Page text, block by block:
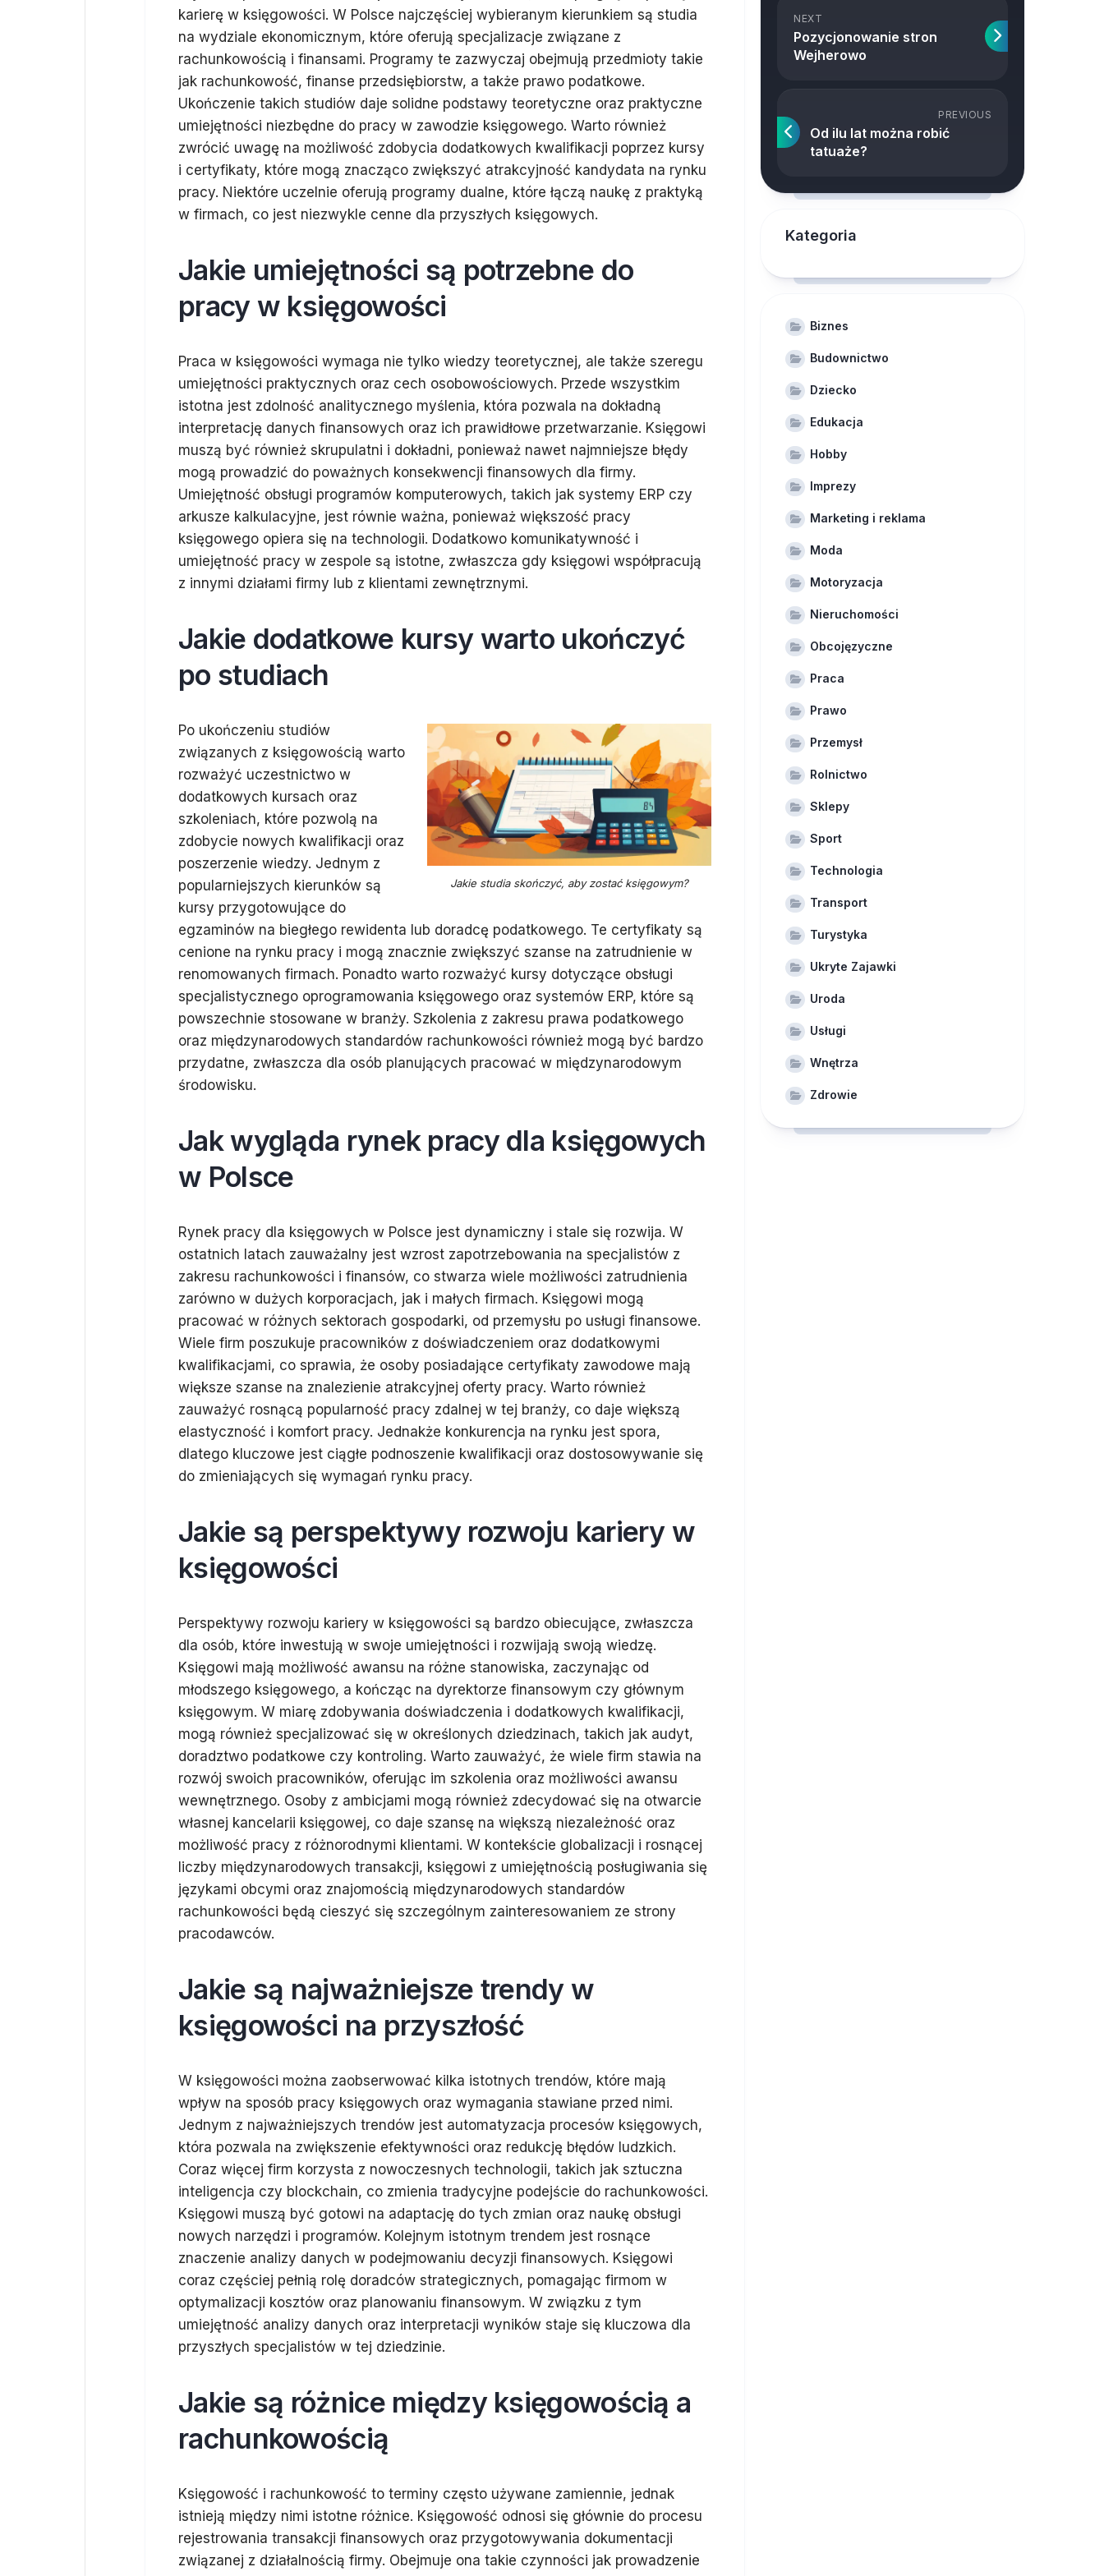
karierę w księgowości. W Polsce najczęściej wybieranym kierunkiem są studia
na wydziale ekonomicznym, które oferują specjalizacje związane z
rachunkowością i finansami. Programy te zazwyczaj obejmują przedmioty takie
jak rachunkowość, finanse przedsiębiorstw, a także prawo podatkowe.
Ukończenie takich studiów daje solidne podstawy teoretyczne oraz praktyczne
umiejętności niezbędne do pracy w zawodzie księgowego. Warto również
zwrócić uwagę na możliwość zdobycia dodatkowych kwalifikacji poprzez kursy
i certyfikaty, które mogą znacząco zwiększyć atrakcyjność kandydata na rynku
pracy. Niektóre uczelnie oferują programy dualne, które łączą naukę z praktyką
w firmach, co jest niezwykle cenne dla przyszłych księgowych.
Jakie umiejętności są potrzebne do
pracy w księgowości
Praca w księgowości wymaga nie tylko wiedzy teoretycznej, ale także szeregu
umiejętności praktycznych oraz cech osobowościowych. Przede wszystkim
istotna jest zdolność analitycznego myślenia, która pozwala na dokładną
interpretację danych finansowych oraz ich prawidłowe przetwarzanie. Księgowi
muszą być również skrupulatni i dokładni, ponieważ nawet najmniejsze błędy
mogą prowadzić do poważnych konsekwencji finansowych dla firmy.
Umiejętność obsługi programów komputerowych, takich jak systemy ERP czy
arkusze kalkulacyjne, jest równie ważna, ponieważ większość pracy
księgowego opiera się na technologii. Dodatkowo komunikatywność i
umiejętność pracy w zespole są istotne, zwłaszcza gdy księgowi współpracują
z innymi działami firmy lub z klientami zewnętrznymi.
Jakie dodatkowe kursy warto ukończyć
po studiach
Jakie studia skończyć, aby zostać księgowym?
Po ukończeniu studiów
związanych z księgowością warto
rozważyć uczestnictwo w
dodatkowych kursach oraz
szkoleniach, które pozwolą na
zdobycie nowych kwalifikacji oraz
poszerzenie wiedzy. Jednym z
popularniejszych kierunków są
kursy przygotowujące do
egzaminów na biegłego rewidenta lub doradcę podatkowego. Te certyfikaty są
cenione na rynku pracy i mogą znacznie zwiększyć szanse na zatrudnienie w
renomowanych firmach. Ponadto warto rozważyć kursy dotyczące obsługi
specjalistycznego oprogramowania księgowego oraz systemów ERP, które są
powszechnie stosowane w branży. Szkolenia z zakresu prawa podatkowego
oraz międzynarodowych standardów rachunkowości również mogą być bardzo
przydatne, zwłaszcza dla osób planujących pracować w międzynarodowym
środowisku.
Jak wygląda rynek pracy dla księgowych
w Polsce
Rynek pracy dla księgowych w Polsce jest dynamiczny i stale się rozwija. W
ostatnich latach zauważalny jest wzrost zapotrzebowania na specjalistów z
zakresu rachunkowości i finansów, co stwarza wiele możliwości zatrudnienia
zarówno w dużych korporacjach, jak i małych firmach. Księgowi mogą
pracować w różnych sektorach gospodarki, od przemysłu po usługi finansowe.
Wiele firm poszukuje pracowników z doświadczeniem oraz dodatkowymi
kwalifikacjami, co sprawia, że osoby posiadające certyfikaty zawodowe mają
większe szanse na znalezienie atrakcyjnej oferty pracy. Warto również
zauważyć rosnącą popularność pracy zdalnej w tej branży, co daje większą
elastyczność i komfort pracy. Jednakże konkurencja na rynku jest spora,
dlatego kluczowe jest ciągłe podnoszenie kwalifikacji oraz dostosowywanie się
do zmieniających się wymagań rynku pracy.
Jakie są perspektywy rozwoju kariery w
księgowości
Perspektywy rozwoju kariery w księgowości są bardzo obiecujące, zwłaszcza
dla osób, które inwestują w swoje umiejętności i rozwijają swoją wiedzę.
Księgowi mają możliwość awansu na różne stanowiska, zaczynając od
młodszego księgowego, a kończąc na dyrektorze finansowym czy głównym
księgowym. W miarę zdobywania doświadczenia i dodatkowych kwalifikacji,
mogą również specjalizować się w określonych dziedzinach, takich jak audyt,
doradztwo podatkowe czy kontroling. Warto zauważyć, że wiele firm stawia na
rozwój swoich pracowników, oferując im szkolenia oraz możliwości awansu
wewnętrznego. Osoby z ambicjami mogą również zdecydować się na otwarcie
własnej kancelarii księgowej, co daje szansę na większą niezależność oraz
możliwość pracy z różnorodnymi klientami. W kontekście globalizacji i rosnącej
liczby międzynarodowych transakcji, księgowi z umiejętnością posługiwania się
językami obcymi oraz znajomością międzynarodowych standardów
rachunkowości będą cieszyć się szczególnym zainteresowaniem ze strony
pracodawców.
Jakie są najważniejsze trendy w
księgowości na przyszłość
W księgowości można zaobserwować kilka istotnych trendów, które mają
wpływ na sposób pracy księgowych oraz wymagania stawiane przed nimi.
Jednym z najważniejszych trendów jest automatyzacja procesów księgowych,
która pozwala na zwiększenie efektywności oraz redukcję błędów ludzkich.
Coraz więcej firm korzysta z nowoczesnych technologii, takich jak sztuczna
inteligencja czy blockchain, co zmienia tradycyjne podejście do rachunkowości.
Księgowi muszą być gotowi na adaptację do tych zmian oraz naukę obsługi
nowych narzędzi i programów. Kolejnym istotnym trendem jest rosnące
znaczenie analizy danych w podejmowaniu decyzji finansowych. Księgowi
coraz częściej pełnią rolę doradców strategicznych, pomagając firmom w
optymalizacji kosztów oraz planowaniu finansowym. W związku z tym
umiejętność analizy danych oraz interpretacji wyników staje się kluczowa dla
przyszłych specjalistów w tej dziedzinie.
Jakie są różnice między księgowością a
rachunkowością
Księgowość i rachunkowość to terminy często używane zamiennie, jednak
istnieją między nimi istotne różnice. Księgowość odnosi się głównie do procesu
rejestrowania transakcji finansowych oraz przygotowywania dokumentacji
związanej z działalnością firmy. Obejmuje ona takie czynności jak prowadzenie
NEXT
Pozycjonowanie stron
Wejherowo
PREVIOUS
Od ilu lat można robić
tatuaże?
Kategoria
Biznes
Budownictwo
Dziecko
Edukacja
Hobby
Imprezy
Marketing i reklama
Moda
Motoryzacja
Nieruchomości
Obcojęzyczne
Praca
Prawo
Przemysł
Rolnictwo
Sklepy
Sport
Technologia
Transport
Turystyka
Ukryte Zajawki
Uroda
Usługi
Wnętrza
Zdrowie